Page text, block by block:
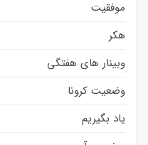
موفقیت
هکر
وبینار های هفتگی
وضعیت کرونا
یاد بگیریم